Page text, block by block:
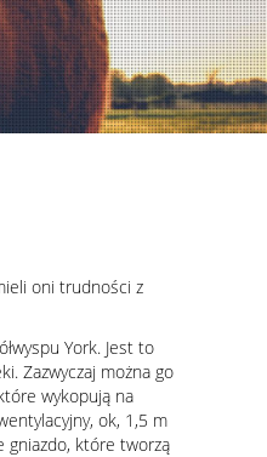
oni trudności z
York. Jest to
Zazwyczaj można go
wykopują na
ok, 1,5 m
gniazdo, które tworzą